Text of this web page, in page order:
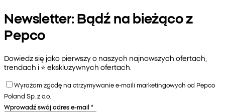
Newsletter: Bądź na bieżąco z
Pepco
Dowiedz się jako pierwszy o naszych najnowszych ofertach,
trendach i ⭐️ ekskluzywnych ofertach.
Wyrażam zgodę na otrzymywanie e-maili marketingowych od Pepco
Poland Sp. z o.o.
Wprowadź swój adres e-mail *